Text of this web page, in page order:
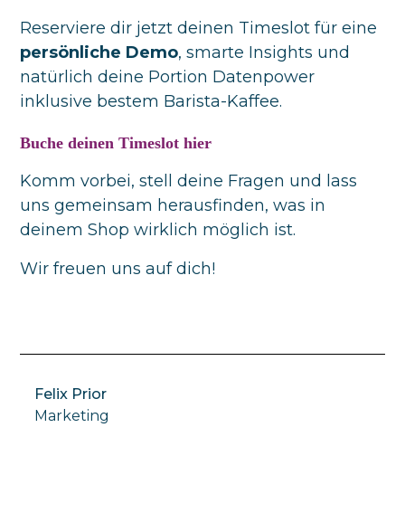
Reserviere dir jetzt deinen Timeslot für eine
persönliche Demo, smarte Insights und
natürlich deine Portion Datenpower
inklusive bestem Barista-Kaffee.
Buche deinen Timeslot hier
Komm vorbei, stell deine Fragen und lass
uns gemeinsam herausfinden, was in
deinem Shop wirklich möglich ist.
Wir freuen uns auf dich!
Felix Prior
Marketing